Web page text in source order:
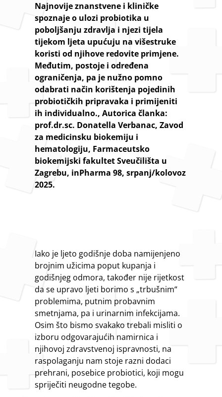
Najnovije znanstvene i kliničke
spoznaje o ulozi probiotika u
poboljšanju zdravlja i njezi tijela
tijekom ljeta upućuju na višestruke
koristi od njihove redovite primjene.
Međutim, postoje i određena
ograničenja, pa je nužno pomno
odabrati način korištenja pojedinih
probiotičkih pripravaka i primijeniti
ih individualno., Autorica članka:
prof.dr.sc. Donatella Verbanac, Zavod
za medicinsku biokemiju i
hematologiju, Farmaceutsko
biokemijski fakultet Sveučilišta u
Zagrebu, inPharma 98, srpanj/kolovoz
2025.
Iako je ljeto godišnje doba namijenjeno
brojnim užicima poput kupanja i
godišnjeg odmora, također nije rijetkost
da se upravo ljeti borimo s „trbušnim“
problemima, putnim probavnim
smetnjama, pa i urinarnim infekcijama.
Osim što bismo svakako trebali misliti o
izboru odgovarajućih namirnica i
njihovoj zdravstvenoj ispravnosti, na
raspolaganju nam stoje razni dodaci
prehrani, posebice probiotici, koji mogu
spriječiti neugodne tegobe.